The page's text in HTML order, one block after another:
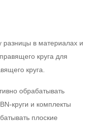
в материалах и
круга для
круга.
обрабатывать
круги и комплекты
плоские